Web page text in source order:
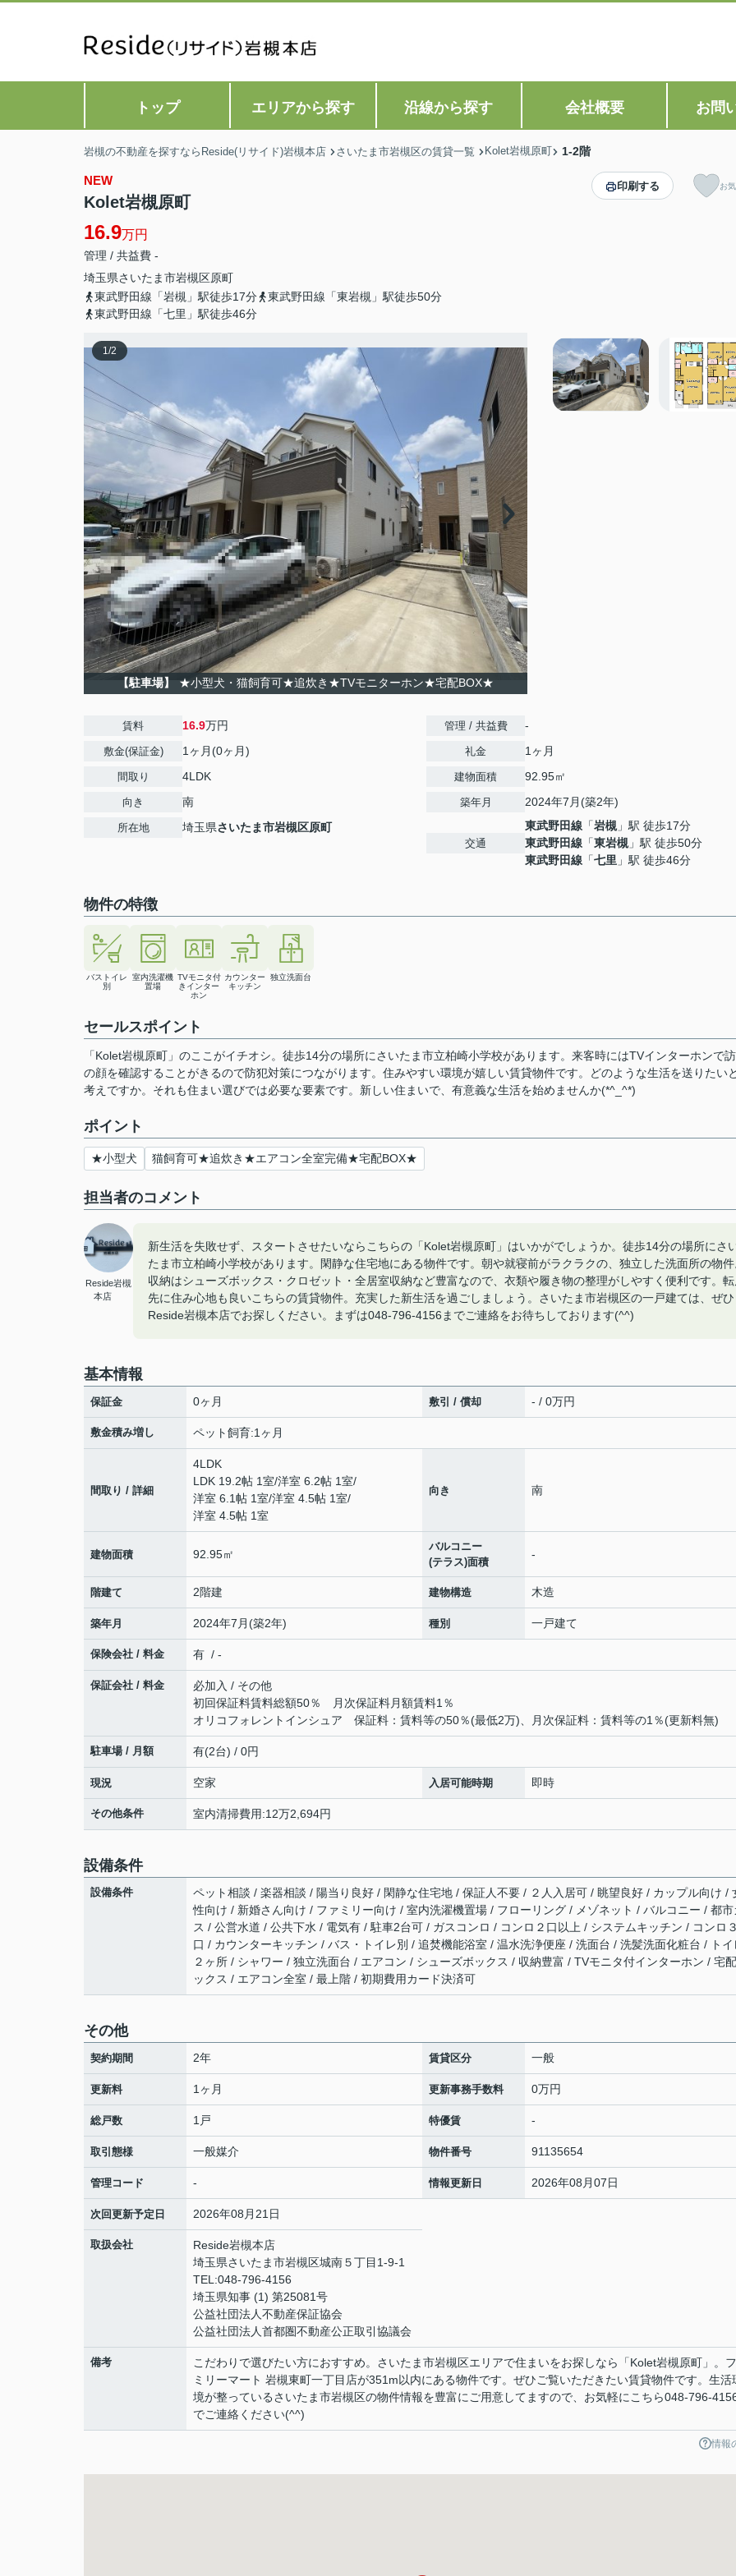
トップ エリアから探す 沿線から探す 会社概要 お問
岩槻の不動産を探すならReside(リサイド)岩槻本店 さいたま市岩槻区の賃貸一覧 Kolet岩槻原町 1-2階
NEW
Kolet岩槻原町
16.9万円
管理 / 共益費 -
埼玉県さいたま市岩槻区原町
東武野田線「岩槻」駅徒歩17分
東武野田線「東岩槻」駅徒歩50分
東武野田線「七里」駅徒歩46分
印刷する お
1/2
【駐車場】 ★小型犬・猫飼育可★追炊き★TVモニターホン★宅配BOX★
賃料 16.9万円
敷金(保証金) 1ヶ月(0ヶ月)
間取り 4LDK
向き 南
所在地 埼玉県さいたま市岩槻区原町
管理 / 共益費 -
礼金 1ヶ月
建物面積 92.95㎡
築年月 2024年7月(築2年)
交通
東武野田線 「岩槻 」駅 徒歩17分
東武野田線 「東岩槻 」駅 徒歩50分
東武野田線 「七里 」駅 徒歩46分
物件の特徴
バストイレ
別
室内洗濯機
置場
TVモニタ付
きインター
ホン
カウンター
キッチン
独立洗面台
セールスポイント
「Kolet岩槻原町」のここがイチオシ。徒歩14分の場所にさいたま市立柏崎小学校があります。来客時にはTVインターホンで
の顔を確認することがきるので防犯対策につながります。住みやすい環境が嬉しい賃貸物件です。どのような生活を送りたい
考えですか。それも住まい選びでは必要な要素です。新しい住まいで、有意義な生活を始めませんか(*^_^*)
ポイント
★小型犬 猫飼育可★追炊き★エアコン全室完備★宅配BOX★
担当者のコメント
Reside岩槻
本店
新生活を失敗せず、スタートさせたいならこちらの「Kolet岩槻原町」はいかがでしょうか。徒歩14分の場所にさ
たま市立柏崎小学校があります。閑静な住宅地にある物件です。朝や就寝前がラクラクの、独立した洗面所の物件
収納はシューズボックス・クロゼット・全居室収納など豊富なので、衣類や履き物の整理がしやすく便利です。
先に住み心地も良いこちらの賃貸物件。充実した新生活を過ごしましょう。さいたま市岩槻区の一戸建ては、ぜひ
Reside岩槻本店でお探しください。まずは048-796-4156までご連絡をお待ちしております(^^)
基本情報
保証金 0ヶ月 敷引 / 償却 - / 0万円
敷金積み増し ペット飼育:1ヶ月
間取り / 詳細
4LDK
LDK 19.2帖 1室/洋室 6.2帖 1室/
洋室 6.1帖 1室/洋室 4.5帖 1室/
洋室 4.5帖 1室
向き 南
建物面積 92.95㎡
バルコニー
(テラス)面積
-
階建て 2階建 建物構造 木造
築年月 2024年7月(築2年) 種別 一戸建て
保険会社 / 料金 有 / -
保証会社 / 料金
必加入 / その他
初回保証料賃料総額50％ 月次保証料月額賃料1％
オリコフォレントインシュア 保証料：賃料等の50％(最低2万)、月次保証料：賃料等の1％(更新料無)
駐車場 / 月額 有(2台) / 0円
現況 空家 入居可能時期 即時
その他条件 室内清掃費用:12万2,694円
設備条件
設備条件
ペット相談 / 楽器相談 / 陽当り良好 / 閑静な住宅地 / 保証人不要 / ２人入居可 / 眺望良好 / カップル向け /
性向け / 新婚さん向け / ファミリー向け / 室内洗濯機置場 / フローリング / メゾネット / バルコニー / 都市
ス / 公営水道 / 公共下水 / 電気有 / 駐車2台可 / ガスコンロ / コンロ２口以上 / システムキッチン / コンロ３
口 / カウンターキッチン / バス・トイレ別 / 追焚機能浴室 / 温水洗浄便座 / 洗面台 / 洗髪洗面化粧台 / トイ
２ヶ所 / シャワー / 独立洗面台 / エアコン / シューズボックス / 収納豊富 / TVモニタ付インターホン / 宅
ックス / エアコン全室 / 最上階 / 初期費用カード決済可
その他
契約期間 2年 賃貸区分 一般
更新料 1ヶ月 更新事務手数料 0万円
総戸数 1戸 特優賃 -
取引態様 一般媒介 物件番号 91135654
管理コード - 情報更新日 2026年08月07日
次回更新予定日 2026年08月21日
取扱会社
Reside岩槻本店
埼玉県さいたま市岩槻区城南５丁目1-9-1
TEL:048-796-4156
埼玉県知事 (1) 第25081号
公益社団法人不動産保証協会
公益社団法人首都圏不動産公正取引協議会
備考
こだわりで選びたい方におすすめ。さいたま市岩槻区エリアで住まいをお探しなら「Kolet岩槻原町」。
ミリーマート 岩槻東町一丁目店が351m以内にある物件です。ぜひご覧いただきたい賃貸物件です。生活
境が整っているさいたま市岩槻区の物件情報を豊富にご用意してますので、お気軽にこちら048-796-
でご連絡ください(^^)
情報